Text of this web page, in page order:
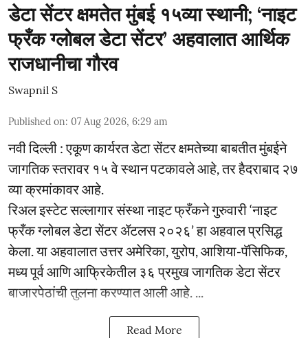
डेटा सेंटर क्षमतेत मुंबई १५व्या स्थानी; ‘नाइट
फ्रँक ग्लोबल डेटा सेंटर’ अहवालात आर्थिक
राजधानीचा गौरव
Swapnil S
Published on: 07 Aug 2026, 6:29 am
नवी दिल्ली : एकूण कार्यरत डेटा सेंटर क्षमतेच्या बाबतीत मुंबईने
जागतिक स्तरावर १५ वे स्थान पटकावले आहे, तर हैदराबाद २७
व्या क्रमांकावर आहे.
रिअल इस्टेट सल्लागार संस्था नाइट फ्रँकने गुरुवारी ‘नाइट
फ्रँक ग्लोबल डेटा सेंटर ॲटलस २०२६’ हा अहवाल प्रसिद्ध
केला. या अहवालात उत्तर अमेरिका, युरोप, आशिया-पॅसिफिक,
मध्य पूर्व आणि आफ्रिकेतील ३६ प्रमुख जागतिक डेटा सेंटर
बाजारपेठांची तुलना करण्यात आली आहे. ...
Read More